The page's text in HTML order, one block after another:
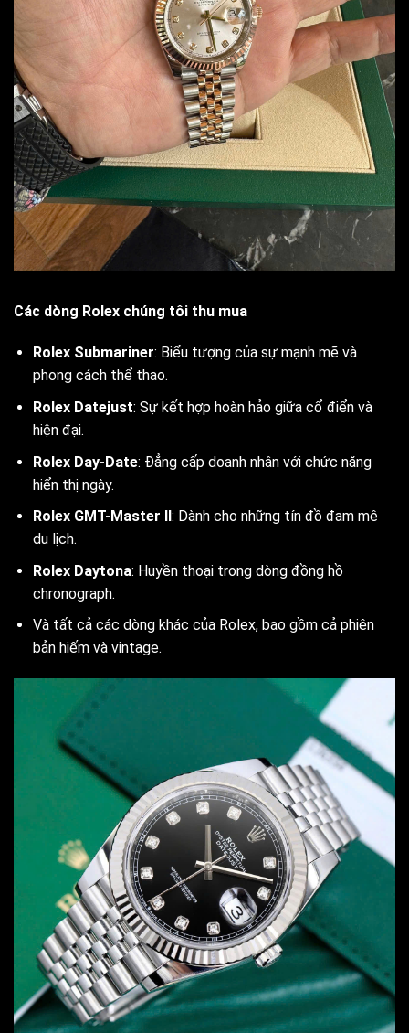
Các dòng Rolex chúng tôi thu mua
Rolex Submariner: Biểu tượng của sự mạnh mẽ và
phong cách thể thao.
Rolex Datejust: Sự kết hợp hoàn hảo giữa cổ điển và
hiện đại.
Rolex Day-Date: Đẳng cấp doanh nhân với chức năng
hiển thị ngày.
Rolex GMT-Master II : Dành cho những tín đồ đam mê
du lịch.
Rolex Daytona: Huyền thoại trong dòng đồng hồ
chronograph.
Và tất cả các dòng khác của Rolex, bao gồm cả phiên
bản hiếm và vintage.